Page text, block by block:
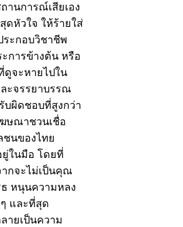
านการณ์เสียเอง
ดหัวใจ ให้ร้ายใส่
ะกอบวิชาชีพ
การข้างต้น หรือ
ดูจะหายไปใน
ะจรรยาบรรณ
บผิดชอบที่สูงกว่า
ษณาชวนเชื่อ
ชนของไทย
ในมือ โดยที่
กจะไม่เป็นคุณ
หนุนความหลง
และที่สุด
ายเป็นความ